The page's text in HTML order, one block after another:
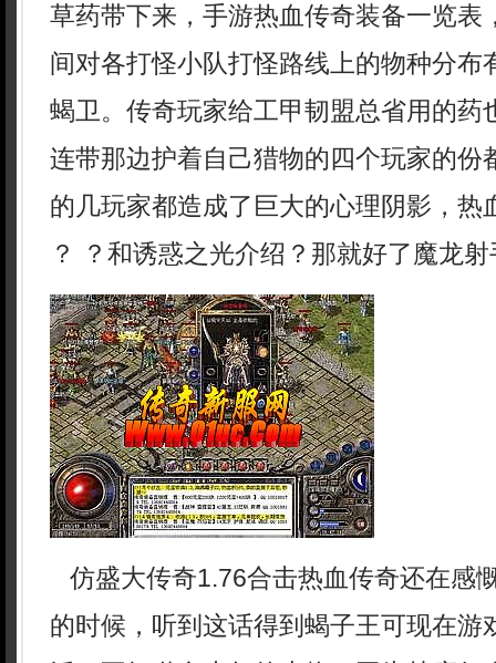
草药带下来，手游热血传奇装备一览表
间对各打怪小队打怪路线上的物种分布
蝎卫。传奇玩家给工甲韧盟总省用的药
连带那边护着自己猎物的四个玩家的份
的几玩家都造成了巨大的心理阴影，热
？ ？和诱惑之光介绍？那就好了魔龙射
仿盛大传奇1.76合击热血传奇还在感
的时候，听到这话得到蝎子王可现在游